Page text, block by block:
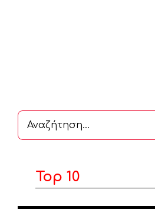
Αναζήτηση
...
Top 10